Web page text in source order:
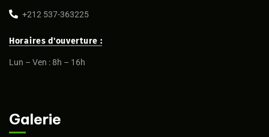
+212 537-363225
Horaires d'ouverture :
Lun – Ven : 8h – 16h
Galerie